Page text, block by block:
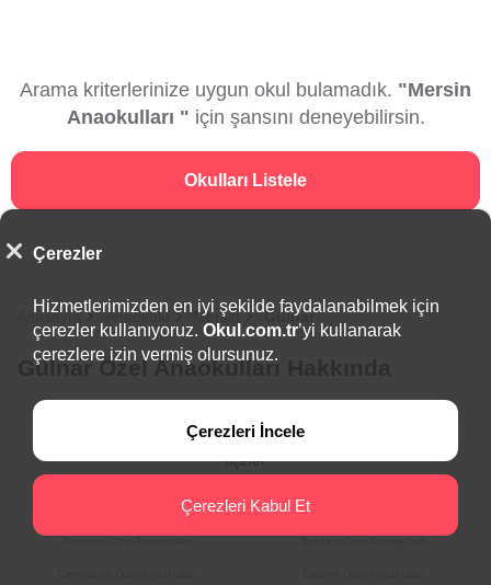
Arama kriterlerinize uygun okul bulamadık. "Mersin
Anaokulları " için şansını deneyebilirsin.
Okulları Listele
Anasayfa Anaokulu Mersin Gülnar
Gülnar Özel Anaokulları Hakkında
İlçeler
Akdeniz Özel Anaokulları Anamur Özel Anaokulları
Çerezler
Hizmetlerimizden en iyi şekilde faydalanabilmek için
çerezler kullanıyoruz. Okul.com.tr’yi kullanarak
çerezlere izin vermiş olursunuz.
Çerezleri İncele
Çerezleri Kabul Et